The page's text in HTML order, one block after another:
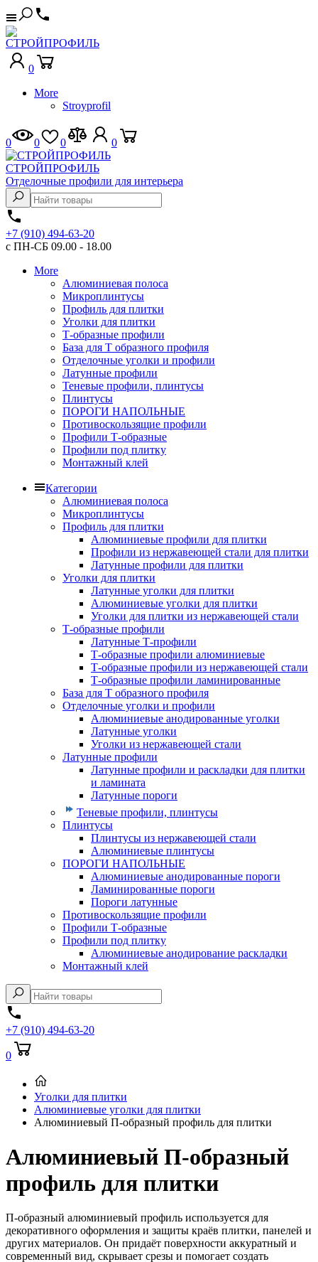
0
More
Stroyprofil
0 0 0 0
СТРОЙПРОФИЛЬ
Отделочные профили для интерьера
+7 (910) 494-63-20
с ПН-СБ 09.00 - 18.00
More
Алюминиевая полоса
Микроплинтусы
Профиль для плитки
Уголки для плитки
Т-образные профили
База для Т образного профиля
Отделочные уголки и профили
Латунные профили
Теневые профили, плинтусы
Плинтусы
ПОРОГИ НАПОЛЬНЫЕ
Противоскользящие профили
Профили Т-образные
Профили под плитку
Монтажный клей
Категории
Алюминиевая полоса
Микроплинтусы
Профиль для плитки
Алюминиевые профили для плитки
Профили из нержавеющей стали для плитки
Латунные профили для плитки
Уголки для плитки
Латунные уголки для плитки
Алюминиевые уголки для плитки
Уголки для плитки из нержавеющей стали
Т-образные профили
Латунные Т-профили
Т-образные профили алюминиевые
Т-образные профили из нержавеющей стали
Т-образные профили ламинированные
База для Т образного профиля
Отделочные уголки и профили
Алюминиевые анодированные уголки
Латунные уголки
Уголки из нержавеющей стали
Латунные профили
Латунные профили и раскладки для плитки
и ламината
Латунные пороги
Теневые профили, плинтусы
Плинтусы
Плинтусы из нержавеющей стали
Алюминиевые плинтусы
ПОРОГИ НАПОЛЬНЫЕ
Алюминиевые анодированные пороги
Ламинированные пороги
Пороги латунные
Противоскользящие профили
Профили Т-образные
Профили под плитку
Алюминиевые анодирование раскладки
Монтажный клей
+7 (910) 494-63-20
0
Уголки для плитки
Алюминиевые уголки для плитки
Алюминиевый П-образный профиль для плитки
Алюминиевый П-образный
профиль для плитки
П-образный алюминиевый профиль используется для
декоративного оформления и защиты краёв плитки, панелей и
других материалов. Он придаёт поверхности аккуратный и
современный вид, скрывает срезы и помогает создать